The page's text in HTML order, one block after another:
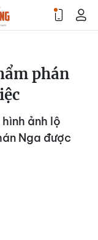
phán
ảnh lộ
Nga được